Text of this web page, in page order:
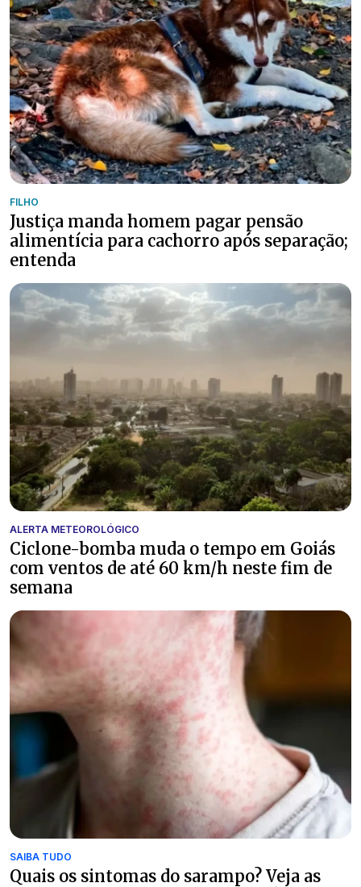
FILHO
Justiça manda homem pagar pensão
alimentícia para cachorro após separação;
entenda
ALERTA METEOROLÓGICO
Ciclone-bomba muda o tempo em Goiás
com ventos de até 60 km/h neste fim de
semana
SAIBA TUDO
Quais os sintomas do sarampo? Veja as